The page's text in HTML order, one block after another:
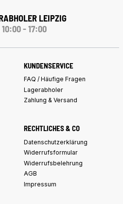
LEIPZIG
- 17:00
KUNDENSERVICE
FAQ / Häufige Fragen
Lagerabholer
Zahlung & Versand
RECHTLICHES & CO
Datenschutzerklärung
Widerrufsformular
Widerrufsbelehrung
AGB
Impressum